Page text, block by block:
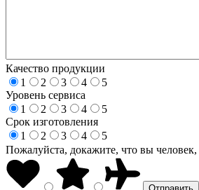
Качество продукции
1
2 3 4
5
Уровень сервиса
1
2 3 4
5
Срок изготовления
1
2 3 4
5
Пожалуйста, докажите, что вы